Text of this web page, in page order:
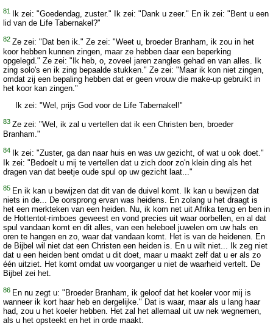
81
Ik zei: "Goedendag, zuster." Ik zei: "Dank u zeer." En ik zei: "Bent u een
lid van de Life Tabernakel?"
82 Ze zei: "Dat ben ik." Ze zei: "Weet u, broeder Branham, ik zou in het
koor hebben kunnen zingen, maar ze hebben daar een beperking
opgelegd." Ze zei: "Ik heb, o, zoveel jaren zangles gehad en van alles. Ik
zing solo's en ik zing bepaalde stukken." Ze zei: "Maar ik kon niet zingen,
omdat zij een bepaling hebben dat er geen vrouw die make-up gebruikt in
het koor kan zingen."
Ik zei: "Wel, prijs God voor de Life Tabernakel!"
83 Ze zei: "Wel, ik zal u vertellen dat ik een Christen ben, broeder
Branham."
84
Ik zei: "Zuster, ga dan naar huis en was uw gezicht, of wat u ook doet."
Ik zei: "Bedoelt u mij te vertellen dat u zich door zo'n klein ding als het
dragen van dat beetje oude spul op uw gezicht laat..."
85 En ik kan u bewijzen dat dit van de duivel komt. Ik kan u bewijzen dat
niets in de... De oorsprong ervan was heidens. En zolang u het draagt is
het een merkteken van een heiden. Nu, ik kom net uit Afrika terug en ben in
de Hottentot-rimboes geweest en vond precies uit waar oorbellen, en al dat
spul vandaan komt en dit alles, van een heleboel juwelen om uw hals en
oren te hangen en zo, waar dat vandaan komt. Het is van de heidenen. En
de Bijbel wil niet dat een Christen een heiden is. En u wilt niet... Ik zeg niet
dat u een heiden bent omdat u dit doet, maar u maakt zelf dat u er als zo
één uitziet. Het komt omdat uw voorganger u niet de waarheid vertelt. De
Bijbel zei het.
86 En nu zegt u: "Broeder Branham, ik geloof dat het koeler voor mij is
wanneer ik kort haar heb en dergelijke." Dat is waar, maar als u lang haar
had, zou u het koeler hebben. Het zal het allemaal uit uw nek wegnemen,
als u het opsteekt en het in orde maakt.